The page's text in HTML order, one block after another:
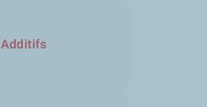
Additifs